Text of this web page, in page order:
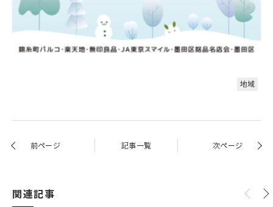
地域
前ページ 記事一覧 次ページ
関連記事